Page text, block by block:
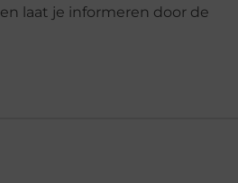
en laat je informeren door de